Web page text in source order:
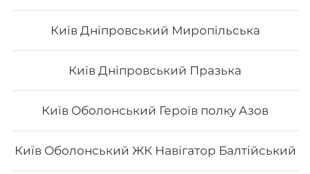
Київ Дніпровський Миропільська
Київ Дніпровський Празька
Київ Оболонський Героїв полку Азов
Київ Оболонський ЖК Навігатор Балтійський